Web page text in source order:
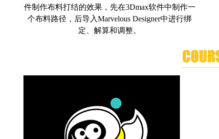
件制作布料打结的效果，先在3Dmax软件中制作一
个布料路径，后导入Marvelous Designer中进行绑
定、解算和调整。